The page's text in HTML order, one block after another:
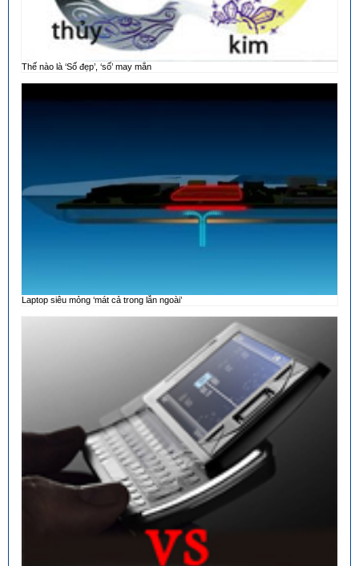
Thế nào là ‘Số đẹp’, ‘số’ may mắn
Laptop siêu mỏng ‘mát cả trong lẫn ngoài’